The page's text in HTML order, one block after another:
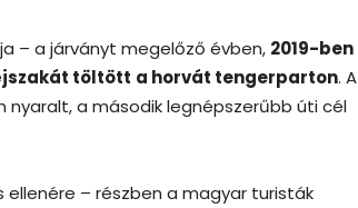
– a járványt megelőző évben, 2019-ben
töltött a horvát tengerparton. A
a második legnépszerűbb úti cél
– részben a magyar turisták